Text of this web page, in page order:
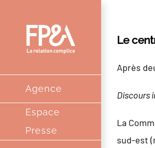
contenu
Agence
Espace
Presse
Le
Après
Discours
La
sud-est